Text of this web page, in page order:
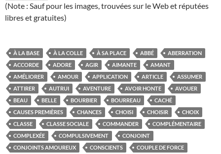
(Note : Sauf pour les images, trouvées sur le Web et réputées
libres et gratuites)
À LA BASE À LA COLLE À SA PLACE ABBÉ
ABERRATION
ACCORDE
ADORE AGIR AIMANTE
AMANT
AMÉLIORER
AMOUR APPLICATION ARTICLE
ASSUMER
ATTIRER
AUTRUI AVENTURE AVOIR HONTE
AVOUER
BEAU
BELLE BOURBIER BOURREAU
CACHÉ
CAUSES PREMIÈRES
CHANCES CHOISI CHOISIR
CHOIX
CLASSE
CLASSE SOCIALE COMMANDER
COMPLÉMENTAIRE
COMPLEXÉE
COMPULSIVEMENT
CONJOINT
CONJOINTS AMOUREUX
CONSCIENTS COUPLE DE FORCE